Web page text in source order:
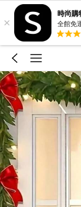
×
時尚購
全館免